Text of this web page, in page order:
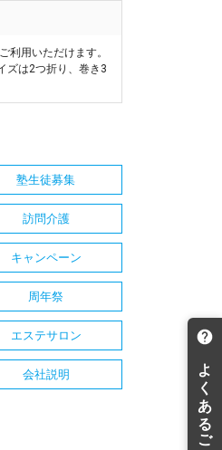
利用いただけます。
ズは2つ折り、巻き3
塾生徒募集
訪問介護
キャンペーン
周年祭
エステサロン
会社説明